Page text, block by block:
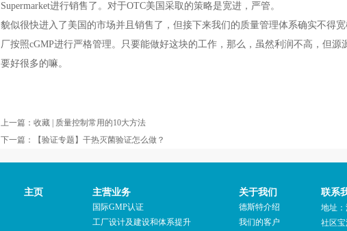
Supermarket进行销售了。对于OTC美国采取的策略是宽进，严管。
貌似很快进入了美国的市场并且销售了，但接下来我们的质量管理体系确实不得
厂按照cGMP进行严格管理。只要能做好这块的工作，那么，虽然利润不高，但
要好很多的嘛。
上一篇： 收藏 | 质量控制常用的10大方法
下一篇：
【验证专题】干热灭菌验证怎么做？
主页 主营业务
国际GMP认证
工厂设计及建设和体系提升
关于我们
德斯特介绍
我们的客户
联系
地址
社区